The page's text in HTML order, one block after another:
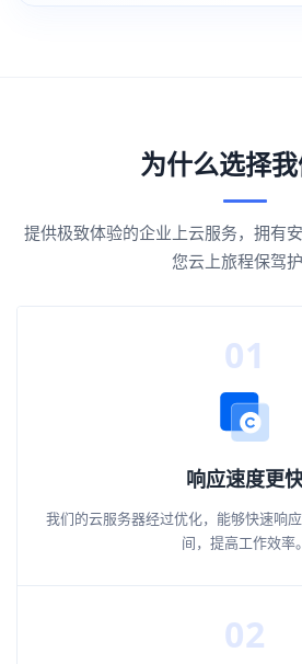
为什么选择我
提供极致体验的企业上云服务，拥有
您云上旅程保驾
01
响应速度更
我们的云服务器经过优化，能够快速响
间，提高工作效率。
02